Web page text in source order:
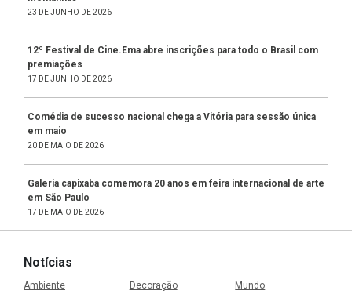
23 DE JUNHO DE 2026
12º Festival de Cine.Ema abre inscrições para todo o Brasil com
premiações
17 DE JUNHO DE 2026
Comédia de sucesso nacional chega a Vitória para sessão única
em maio
20 DE MAIO DE 2026
Galeria capixaba comemora 20 anos em feira internacional de arte
em São Paulo
17 DE MAIO DE 2026
Notícias
Ambiente
Decoração
Mundo